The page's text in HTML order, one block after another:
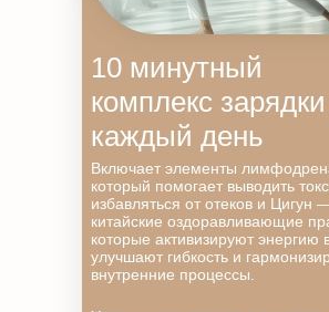
Включает элементы
который помогает выводить
избавляться от отеков и Цигун
китайские оздоравливающие
которые активизируют энергию
улучшают гибкость и
внутренние процессы.
10 минутный
комплекс
каждый день